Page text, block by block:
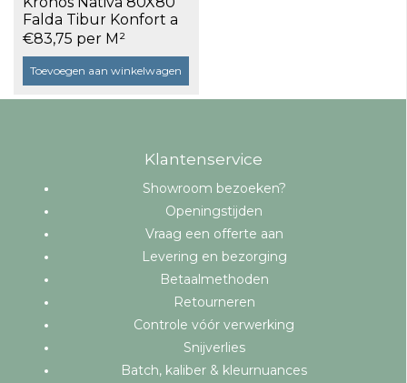
Falda Tibur Konfort a
1,28 m²
€83,75 per M²
Toevoegen aan winkelwagen
Klantenservice
Showroom bezoeken?
Openingstijden
Vraag een offerte aan
Levering en bezorging
Betaalmethoden
Retourneren
Controle vóór verwerking
Snijverlies
Batch, kaliber & kleurnuances